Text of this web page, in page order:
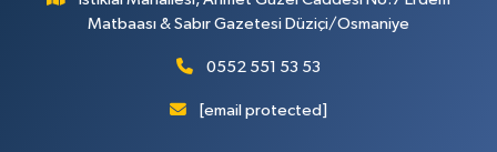
Matbaası & Sabır Gazetesi Düziçi/Osmaniye
0552 551 53 53
[email protected]